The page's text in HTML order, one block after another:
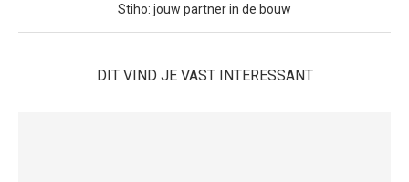
Stiho: jouw partner in de bouw
DIT VIND JE VAST INTERESSANT